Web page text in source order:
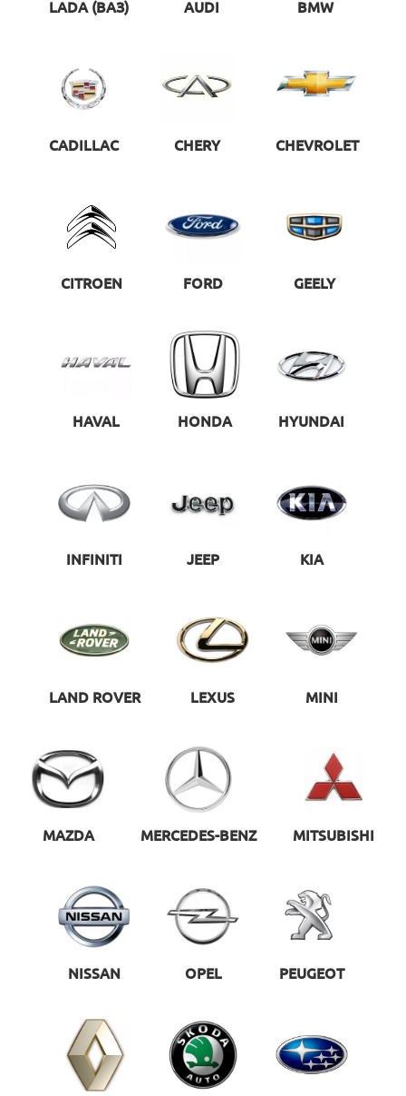
LADA (ВАЗ) AUDI BMW
CADILLAC CHERY CHEVROLET
CITROEN FORD GEELY
HAVAL HONDA HYUNDAI
INFINITI JEEP KIA
LAND ROVER LEXUS MINI
MAZDA MERCEDES-BENZ MITSUBISHI
NISSAN OPEL PEUGEOT